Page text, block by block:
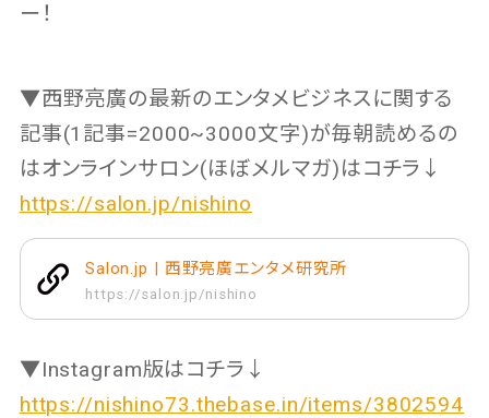
ー！
▼西野亮廣の最新のエンタメビジネスに関する
記事(1記事=2000~3000文字)が毎朝読めるの
はオンラインサロン(ほぼメルマガ)はコチラ↓
https://salon.jp/nishino
Salon.jp | 西野亮廣エンタメ研究所
https://salon.jp/nishino
▼Instagram版はコチラ↓
https://nishino73.thebase.in/items/3802594